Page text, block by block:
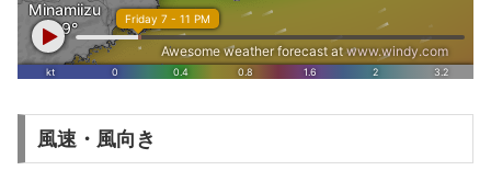
風速・風向き